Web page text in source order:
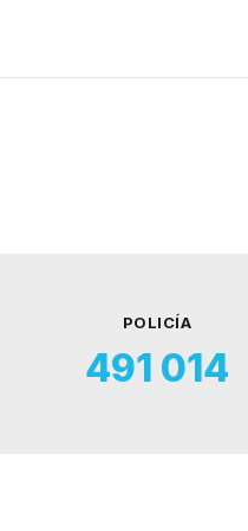
POLICÍA
491 014